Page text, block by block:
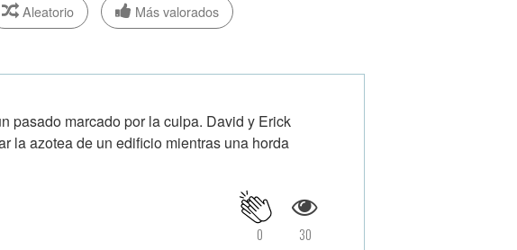
Aleatorio Más valorados
pasado marcado por la culpa. David y Erick
la azotea de un edificio mientras una horda
30
0